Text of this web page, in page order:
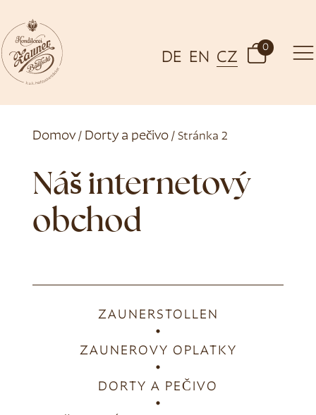
DE EN CZ
0
Domov/ Dorty a pečivo/ Stránka 2
Náš internetový
obchod
ZAUNERSTOLLEN
ZAUNEROVY OPLATKY
DORTY A PEČIVO